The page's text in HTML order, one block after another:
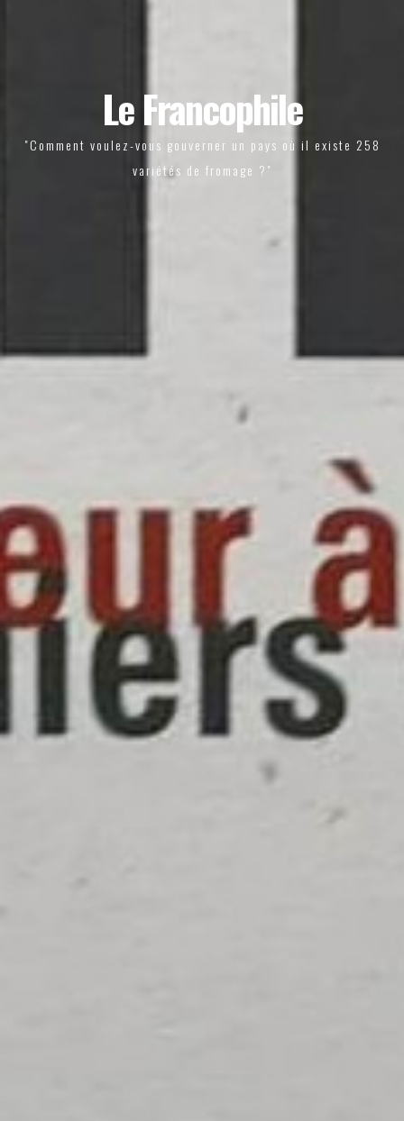
Le Francophile
"Comment voulez-vous gouverner un pays où il existe 258
variétés de fromage ?"